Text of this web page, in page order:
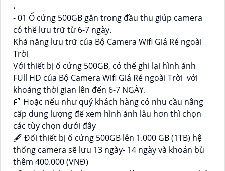
.
- 01 Ổ cứng 500GB gắn trong đầu thu giúp camera
có thể lưu trữ từ 6-7 ngày.
Khả năng lưu trữ của Bộ Camera Wifi Giá Rẻ ngoài
Trời
Với thiết bị ổ cứng 500GB, có thể ghi lại hình ảnh
FUll HD của Bộ Camera Wifi Giá Rẻ ngoài Trời với
khoảng thời gian lên đến 6-7 NGÀY.
📰 Hoặc nếu như quý khách hàng có nhu cầu nâng
cấp dung lượng để xem hình ảnh lâu hơn thì chọn
các tùy chọn dưới đây
🖋 Đổi thiết bị ổ cứng 500GB lên 1.000 GB (1TB) hệ
thống camera sẽ lưu 13 ngày- 14 ngày và khoản bù
thêm 400.000 (VNĐ)